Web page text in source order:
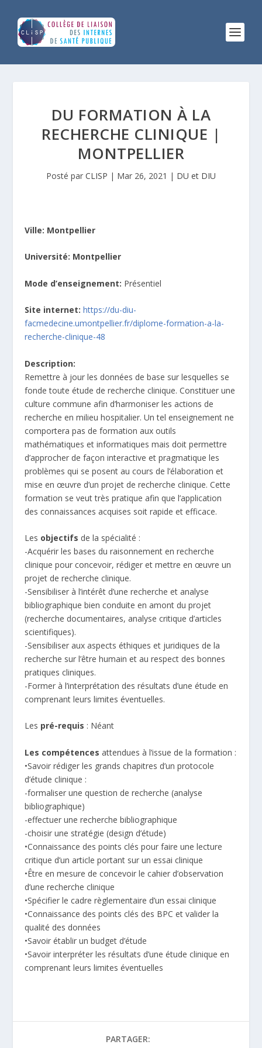
DU FORMATION À LA
RECHERCHE CLINIQUE |
MONTPELLIER
Posté par CLISP | Mar 26, 2021 | DU et DIU
Ville: Montpellier
Université: Montpellier
Mode d’enseignement: Présentiel
Site internet:https://du-diu-
facmedecine.umontpellier.fr/diplome-formation-a-la-
recherche-clinique-48
Description:
Remettre à jour les données de base sur lesquelles se
fonde toute étude de recherche clinique. Constituer une
culture commune afin d’harmoniser les actions de
recherche en milieu hospitalier. Un tel enseignement ne
comportera pas de formation aux outils
mathématiques et informatiques mais doit permettre
d’approcher de façon interactive et pragmatique les
problèmes qui se posent au cours de l’élaboration et
mise en œuvre d’un projet de recherche clinique. Cette
formation se veut très pratique afin que l’application
des connaissances acquises soit rapide et efficace.
Les objectifs de la spécialité :
-Acquérir les bases du raisonnement en recherche
clinique pour concevoir, rédiger et mettre en œuvre un
projet de recherche clinique.
-Sensibiliser à l’intérêt d’une recherche et analyse
bibliographique bien conduite en amont du projet
(recherche documentaires, analyse critique d’articles
scientifiques).
-Sensibiliser aux aspects éthiques et juridiques de la
recherche sur l’être humain et au respect des bonnes
pratiques cliniques.
-Former à l’interprétation des résultats d’une étude en
comprenant leurs limites éventuelles.
Les pré-requis : Néant
Les compétences attendues à l’issue de la formation :
•Savoir rédiger les grands chapitres d’un protocole
d’étude clinique :
-formaliser une question de recherche (analyse
bibliographique)
-effectuer une recherche bibliographique
-choisir une stratégie (design d’étude)
•Connaissance des points clés pour faire une lecture
critique d’un article portant sur un essai clinique
•Être en mesure de concevoir le cahier d’observation
d’une recherche clinique
•Spécifier le cadre règlementaire d’un essai clinique
•Connaissance des points clés des BPC et valider la
qualité des données
•Savoir établir un budget d’étude
•Savoir interpréter les résultats d’une étude clinique en
comprenant leurs limites éventuelles
PARTAGER: